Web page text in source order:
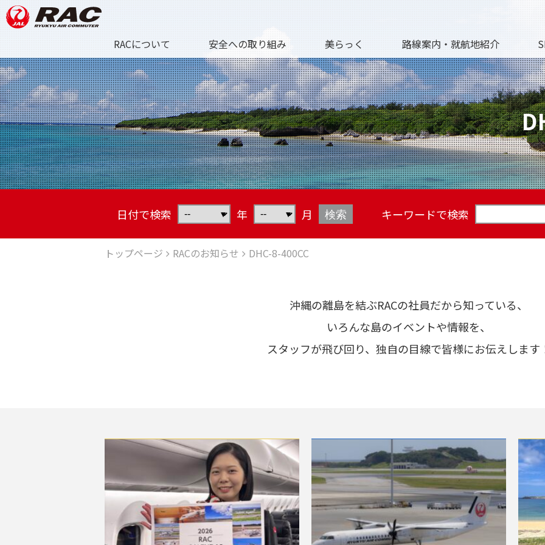
RACについて 安全への取り組み 美らっく 路線案内・就航地紹介
日付で検索 年 月 キーワードで検索
トップページ RACのお知らせ DHC-8-400CC
沖縄の離島を結ぶRACの社員だから知っている、
いろんな島のイベントや情報を、
スタッフが飛び回り、独自の目線で皆様にお伝えします